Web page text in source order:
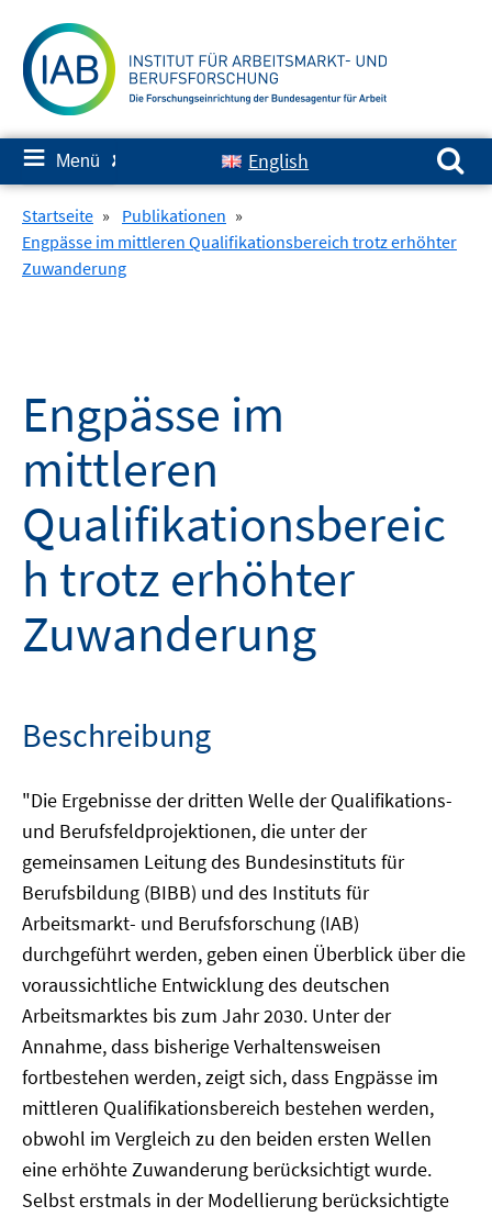
zum
Inhalt
≡ Menü ✘ English
Suchen nach:
Startseite » Publikationen »
Engpässe im mittleren Qualifikationsbereich trotz erhöhter
Zuwanderung
Engpässe im
mittleren
Qualifikationsbereic
h trotz erhöhter
Zuwanderung
Beschreibung
"Die Ergebnisse der dritten Welle der Qualifikations-
und Berufsfeldprojektionen, die unter der
gemeinsamen Leitung des Bundesinstituts für
Berufsbildung (BIBB) und des Instituts für
Arbeitsmarkt- und Berufsforschung (IAB)
durchgeführt werden, geben einen Überblick über die
voraussichtliche Entwicklung des deutschen
Arbeitsmarktes bis zum Jahr 2030. Unter der
Annahme, dass bisherige Verhaltensweisen
fortbestehen werden, zeigt sich, dass Engpässe im
mittleren Qualifikationsbereich bestehen werden,
obwohl im Vergleich zu den beiden ersten Wellen
eine erhöhte Zuwanderung berücksichtigt wurde.
Selbst erstmals in der Modellierung berücksichtigte